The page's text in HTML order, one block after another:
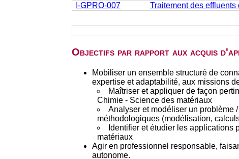
I-GPRO-007
Traitement des effluents
Objectifs par rapport aux acquis
Mobiliser un ensemble structuré de
expertise et adaptabilité, aux missions
Maîtriser et appliquer de façon
Chimie - Science des matériaux
Analyser et modéliser un problème
méthodologiques (modélisation,
Identifier et étudier les
matériaux
Agir en professionnel responsable,
autonome.